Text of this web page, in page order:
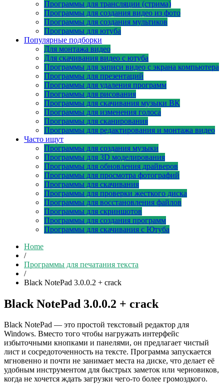
Программы для трансляции (стрима)
Программы для создания видео из фото
Программы для создания мультиков
Программы для ютуба
Популярные подборки
Для монтажа видео
Для скачивания видео с ютуба
Программы для записи видео с экрана компьютера
Программы для презентаций
Программы для удаления программ
Программы для рисования
Программы для скачивания музыки ВК
Программы для изменения голоса
Программы для сканирования
Программы для редактирования и монтажа видео
Часто ищут
Программы для создания музыки
Программы для 3D моделирования
Программы для обновления драйверов
Программы для просмотра фотографий
Программы для скачивания
Программы для проверки жесткого диска
Программы для восстановления файлов
Программы для скриншотов
Программы для создания программ
Программы для скачивания с Ютуба
Home
/
Программы для печатания текста
/
Black NotePad 3.0.0.2 + crack
Black NotePad 3.0.0.2 + crack
Black NotePad — это простой текстовый редактор для
Windows. Вместо того чтобы нагружать интерфейс
избыточными кнопками и панелями, он предлагает чистый
лист и сосредоточенность на тексте. Программа запускается
мгновенно и почти не занимает места на диске, что делает её
удобным инструментом для быстрых заметок или черновиков,
когда не хочется ждать загрузки чего-то более громоздкого.